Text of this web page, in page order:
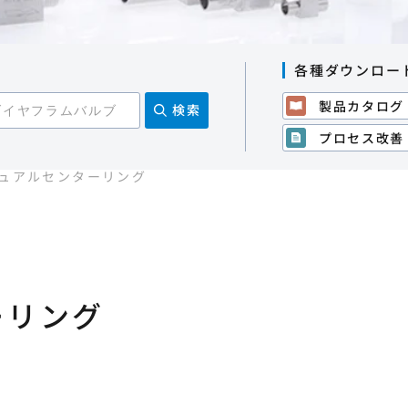
各種ダウンロー
製品カタログ
プロセス改
アルセンターリング
ング